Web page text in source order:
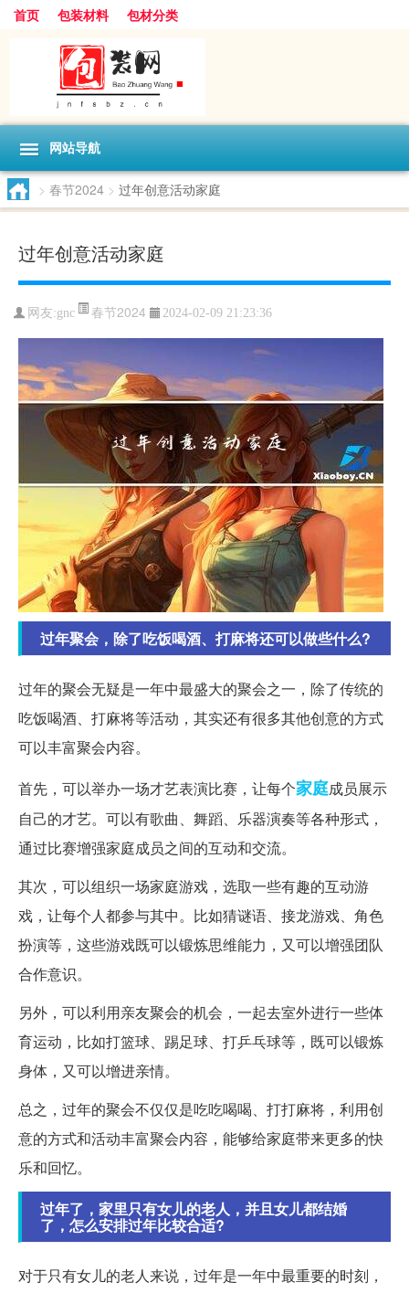
首页 包装材料 包材分类
网站导航
> 春节2024 > 过年创意活动家庭
过年创意活动家庭
网友:gnc 春节2024 2024-02-09 21:23:36
过年聚会，除了吃饭喝酒、打麻将还可以做些什么?
过年的聚会无疑是一年中最盛大的聚会之一，除了传统的
吃饭喝酒、打麻将等活动，其实还有很多其他创意的方式
可以丰富聚会内容。
首先，可以举办一场才艺表演比赛，让每个家庭成员展示
自己的才艺。可以有歌曲、舞蹈、乐器演奏等各种形式，
通过比赛增强家庭成员之间的互动和交流。
其次，可以组织一场家庭游戏，选取一些有趣的互动游
戏，让每个人都参与其中。比如猜谜语、接龙游戏、角色
扮演等，这些游戏既可以锻炼思维能力，又可以增强团队
合作意识。
另外，可以利用亲友聚会的机会，一起去室外进行一些体
育运动，比如打篮球、踢足球、打乒乓球等，既可以锻炼
身体，又可以增进亲情。
总之，过年的聚会不仅仅是吃吃喝喝、打打麻将，利用创
意的方式和活动丰富聚会内容，能够给家庭带来更多的快
乐和回忆。
过年了，家里只有女儿的老人，并且女儿都结婚
了，怎么安排过年比较合适?
对于只有女儿的老人来说，过年是一年中最重要的时刻，